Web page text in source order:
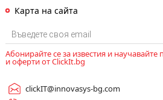
Карта на сайта
Абонирайте се за известия и
и оферти от ClickIt.bg
clickIT@innovasys-bg.com